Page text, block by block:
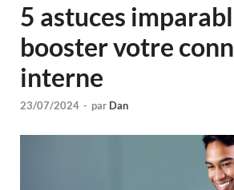
5 astuces
booster votre
interne
23/07/2024 - par Dan